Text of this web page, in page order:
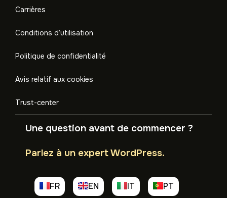
Carrières
Conditions d’utilisation
Politique de confidentialité
Avis relatif aux cookies
Trust-center
Une question avant de commencer ?
Parlez à un expert WordPress.
FR EN IT PT